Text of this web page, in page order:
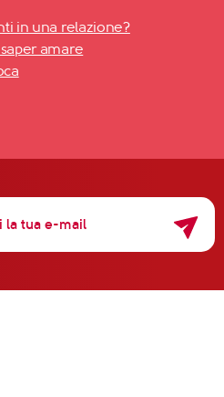
in una relazione?
amare